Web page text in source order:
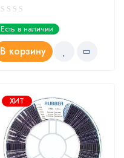
Есть в наличии
В корзину
ХИТ